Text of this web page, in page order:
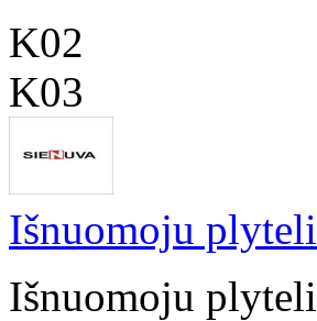
K02
K03
Išnuomoju
Išnuomoju